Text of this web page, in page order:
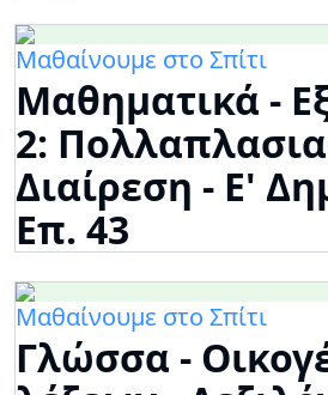
Μαθαίνουμε στο Σπίτι
Μαθηματικά -
2:
Διαίρεση - Ε'
Επ. 43
Μαθαίνουμε στο Σπίτι
Γλώσσα -